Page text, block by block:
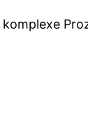
komplexe